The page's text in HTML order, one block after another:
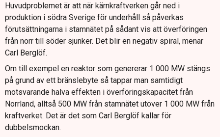
Huvudproblemet är att när kärnkraftverken går ned i
produktion i södra Sverige för underhåll så påverkas
förutsättningarna i stamnätet på sådant vis att överföringen
från norr till söder sjunker. Det blir en negativ spiral, menar
Carl Berglöf.
Om till exempel en reaktor som genererar 1 000 MW stängs
på grund av ett bränslebyte så tappar man samtidigt
motsvarande halva effekten i överföringskapacitet från
Norrland, alltså 500 MW från stamnätet utöver 1 000 MW från
kraftverket. Det är det som Carl Berglöf kallar för
dubbelsmockan.